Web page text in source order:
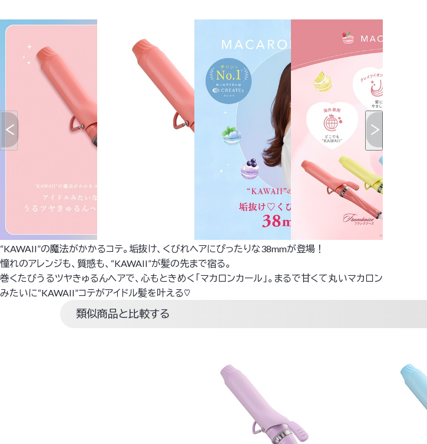
“KAWAII”の魔法がかかるコテ。垢抜け、くびれヘアにぴったりな38mmが登場！
憧れのアレンジも、質感も、“KAWAII”が髪の先まで宿る。
巻くたびうるツヤきゅるんヘアで、心もときめく「マカロンカール」。まるで甘くて丸いマカロン
みたいに“KAWAII”コテがアイドル髪を叶える♡
類似商品と比較する